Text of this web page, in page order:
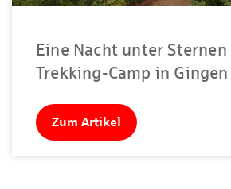
Eine Nacht unter Sternen
Trekking-Camp in
Zum Artikel